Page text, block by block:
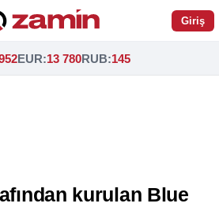
Giriş
EUR:13 780RUB:145
kurulan Blue